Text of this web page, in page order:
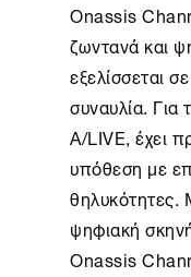
Onassis
ζωντανά και
εξελίσσεται
συναυλία.
A/LIVE, έχει
υπόθεση με
θηλυκότητες.
ψηφιακή
Onassis